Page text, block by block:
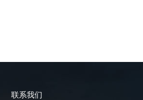
联系我们